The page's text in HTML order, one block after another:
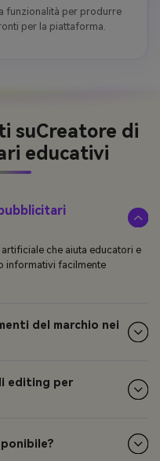
funzionalità per produrre
per la piattaforma.
suCreatore di
educativi
che aiuta educatori e
informativi facilmente
del marchio nei
editing per